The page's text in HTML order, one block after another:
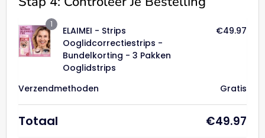
1
ELAIMEI - Strips
Ooglidcorrectiestrips -
Bundelkorting - 3 Pakken
Ooglidstrips
€49.97
Verzendmethoden Gratis
Totaal €49.97